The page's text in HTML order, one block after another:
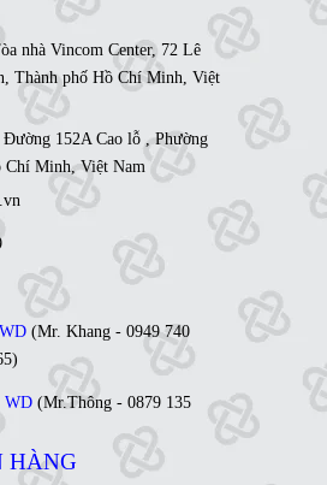
nhà Vincom Center, 72 Lê
Thành phố Hồ Chí Minh, Việt
152A Cao lỗ , Phường
Chí Minh, Việt Nam
WD (Mr. Khang - 0949 740
)
WD (Mr.Thông - 0879 135
810)
, Linh kiện,....(Ms. Trâm
HÀNG